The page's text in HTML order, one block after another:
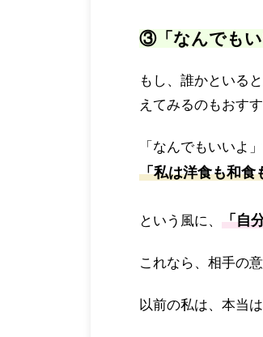
③「なんでもい
もし、誰かといる
えてみるのもおすす
「なんでもいいよ
「私は洋食も和食
という風に、 「自
これなら、相手の
以前の私は、本当